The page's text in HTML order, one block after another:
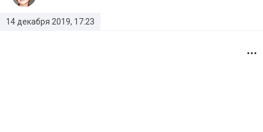
14 декабря 2019, 17:23